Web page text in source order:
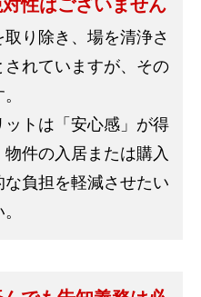
性はございません
り除き、場を清浄さ
れていますが、その
トは「安心感」が得
件の入居または購入
負担を軽減させたい